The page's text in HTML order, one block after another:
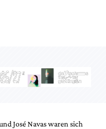
José Navas waren sich